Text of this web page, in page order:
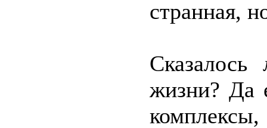
странная,
жизни? Да